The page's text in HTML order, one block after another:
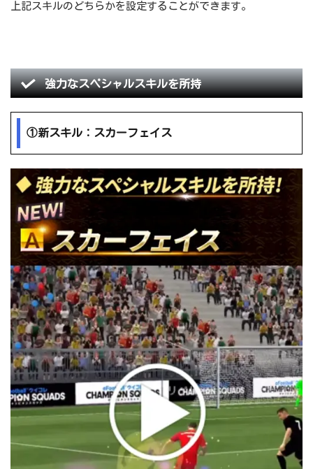
上記スキルのどちらかを設定することができます。
強力なスペシャルスキルを所持
①新スキル：スカーフェイス